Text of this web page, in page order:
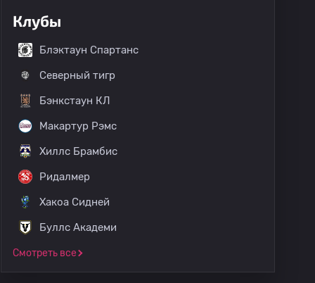
Клубы
Блэктаун Спартанс
Северный тигр
Бэнкстаун КЛ
Макартур Рэмс
Хиллс Брамбис
Ридалмер
Хакоа Сидней
Буллс Академи
Смотреть все